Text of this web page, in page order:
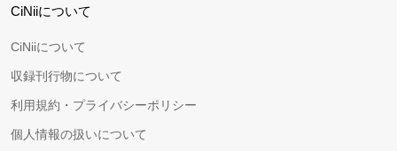
CiNiiについて
CiNiiについて
収録刊行物について
利用規約・プライバシーポリシー
個人情報の扱いについて